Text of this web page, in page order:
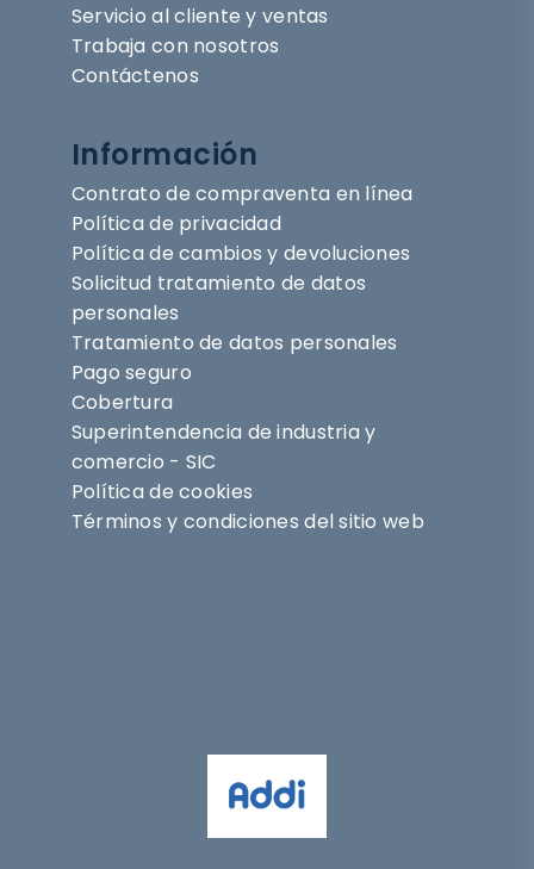
Servicio al cliente y ventas
Trabaja con nosotros
Contáctenos
Información
Contrato de compraventa en línea
Política de privacidad
Política de cambios y devoluciones
Solicitud tratamiento de datos
personales
Tratamiento de datos personales
Pago seguro
Cobertura
Superintendencia de industria y
comercio - SIC
Política de cookies
Términos y condiciones del sitio web